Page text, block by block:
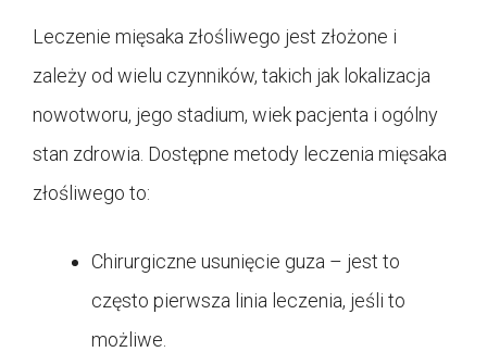
Leczenie mięsaka złośliwego jest złożone i
zależy od wielu czynników, takich jak lokalizacja
nowotworu, jego stadium, wiek pacjenta i ogólny
stan zdrowia. Dostępne metody leczenia mięsaka
złośliwego to:
Chirurgiczne usunięcie guza – jest to
często pierwsza linia leczenia, jeśli to
możliwe.